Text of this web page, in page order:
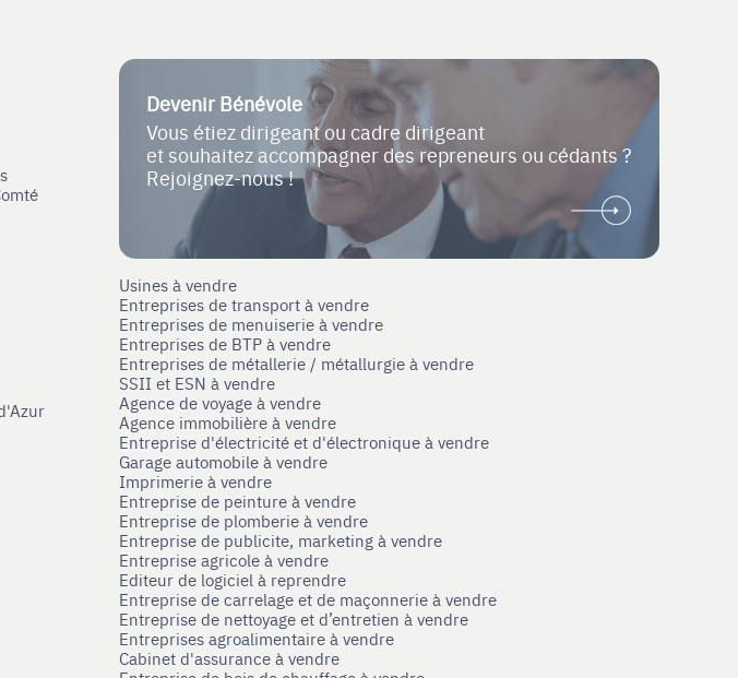
Devenir Bénévole
Vous étiez dirigeant ou cadre dirigeant
et souhaitez accompagner des repreneurs ou cédants ?
Rejoignez-nous !
Usines à vendre
Entreprises de transport à vendre
Entreprises de menuiserie à vendre
Entreprises de BTP à vendre
Entreprises de métallerie / métallurgie à vendre
SSII et ESN à vendre
Agence de voyage à vendre
Agence immobilière à vendre
Entreprise d'électricité et d'électronique à vendre
Garage automobile à vendre
Imprimerie à vendre
Entreprise de peinture à vendre
Entreprise de plomberie à vendre
Entreprise de publicite, marketing à vendre
Entreprise agricole à vendre
Editeur de logiciel à reprendre
Entreprise de carrelage et de maçonnerie à vendre
Entreprise de nettoyage et d’entretien à vendre
Entreprises agroalimentaire à vendre
Cabinet d'assurance à vendre